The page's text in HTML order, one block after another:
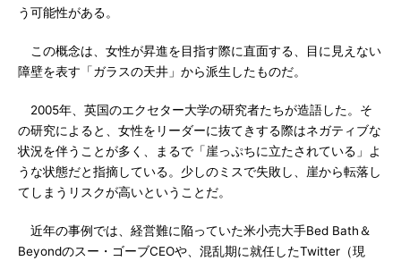
う可能性がある。
この概念は、女性が昇進を目指す際に直面する、目に見えない
障壁を表す「ガラスの天井」から派生したものだ。
2005年、英国のエクセター大学の研究者たちが造語した。そ
の研究によると、女性をリーダーに抜てきする際はネガティブな
状況を伴うことが多く、まるで「崖っぷちに立たされている」よ
うな状態だと指摘している。少しのミスで失敗し、崖から転落し
てしまうリスクが高いということだ。
近年の事例では、経営難に陥っていた米小売大手Bed Bath＆
Beyondのスー・ゴーブCEOや、混乱期に就任したTwitter（現